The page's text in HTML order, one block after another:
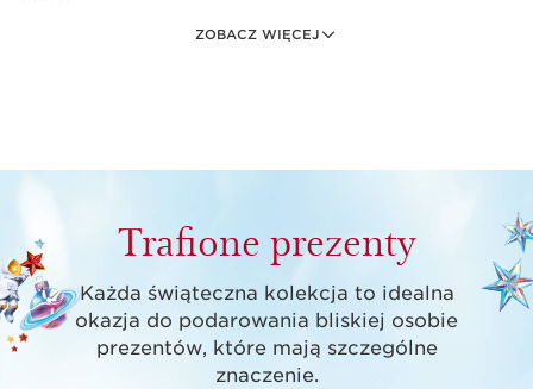
ZOBACZ WIĘCEJ
rare Moonlight Flower cryoextract—
1 sztuka
Trafione prezenty
Każda świąteczna kolekcja to idealna
okazja do podarowania bliskiej osobie
prezentów, które mają szczególne
znaczenie.